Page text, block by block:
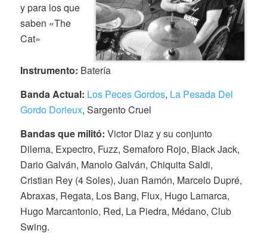
y para los que
saben «The
Cat»
Instrumento: Batería
Banda Actual: Los Peces Gordos, La Pesada Del
Gordo Dorieux, Sargento Cruel
Bandas que militó: Victor Diaz y su conjunto
Dilema, Expectro, Fuzz, Semaforo Rojo, Black Jack,
Dario Galván, Manolo Galván, Chiquita Saldi,
Cristian Rey (4 Soles), Juan Ramón, Marcelo Dupré,
Abraxas, Regata, Los Bang, Flux, Hugo Lamarca,
Hugo Marcantonio, Red, La Piedra, Médano, Club
Swing.